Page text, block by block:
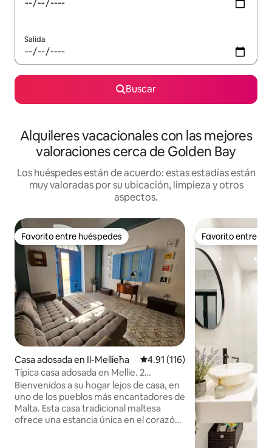
Salida
Buscar
Alquileres vacacionales con las mejores
valoraciones cerca de Golden Bay
Los huéspedes están de acuerdo: estas estadías están
muy valoradas por su ubicación, limpieza y otros
aspectos.
Favorito entre huéspedes
Favorito entre huéspedes
Casa adosada en Il-Mellieħa Calificación promedio: 4.91 de
4.91 (116)
Típica casa adosada en Mellie. 2
dormitorios y 2 baños.
Bienvenidos a su hogar lejos de casa, en
uno de los pueblos más encantadores de
Malta. Esta casa tradicional maltesa
ofrece una estancia única en el corazón
Favorito entre
Favorito entre